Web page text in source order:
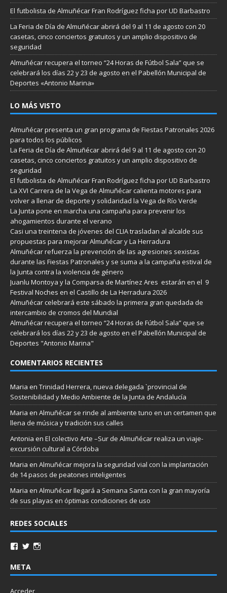
El futbolista de Almuñécar Fran Rodríguez ficha por UD Barbastro
La Feria de Día de Almuñécar abrirá del 9 al 11 de agosto con 20
casetas, cinco conciertos gratuitos y un amplio dispositivo de
seguridad
Almuñécar recupera el torneo “24 Horas de Fútbol Sala” que se
celebrará los días 22 y 23 de agosto en el Pabellón Municipal de
Deportes «Antonio Marina»
LO MÁS VISTO
Almuñécar presenta un gran programa de Fiestas Patronales 2026
para todos los públicos
La Feria de Día de Almuñécar abrirá del 9 al 11 de agosto con 20
casetas, cinco conciertos gratuitos y un amplio dispositivo de
seguridad
El futbolista de Almuñécar Fran Rodríguez ficha por UD Barbastro
La XVI Carrera de la Vega de Almuñécar calienta motores para
volver a llenar de deporte y solidaridad la Vega de Río Verde
La Junta pone en marcha una campaña para prevenir los
ahogamientos durante el verano
Casi una treintena de jóvenes del CLIA trasladan al alcalde sus
propuestas para mejorar Almuñécar y La Herradura
Almuñécar refuerza la prevención de las agresiones sexistas
durante las Fiestas Patronales y se suma a la campaña estival de
la Junta contra la violencia de género
Juanlu Montoya y la Comparsa de Martínez Ares estarán en el 9
Festival Noches en el Castillo de La Herradura 2026
Almuñécar celebrará este sábado la primera gran quedada de
intercambio de cromos del Mundial
Almuñécar recupera el torneo “24 Horas de Fútbol Sala” que se
celebrará los días 22 y 23 de agosto en el Pabellón Municipal de
Deportes "Antonio Marina"
COMENTARIOS RECIENTES
Maria en Trinidad Herrera, nueva delegada `provincial de
Sostenibilidad y Medio Ambiente de la Junta de Andalucía
Maria en Almuñécar se rinde al ambiente tuno en un certamen que
llena de música y tradición sus calles
Antonia en El colectivo Arte –Sur de Almuñécar realiza un viaje-
excursión cultural a Córdoba
Maria en Almuñécar mejora la seguridad vial con la implantación
de 14 pasos de peatones inteligentes
Maria en Almuñécar llegará a Semana Santa con la gran mayoría
de sus playas en óptimas condiciones de uso
REDES SOCIALES
META
Acceder